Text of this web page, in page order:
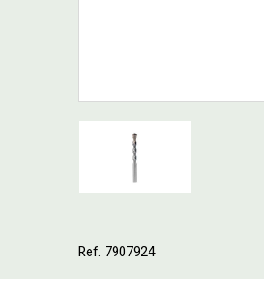
Ref. 7907924